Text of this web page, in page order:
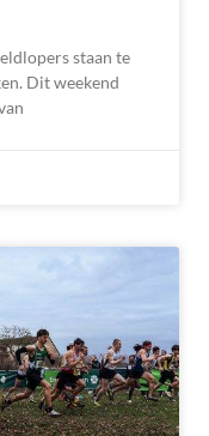
staan te
Dit weekend